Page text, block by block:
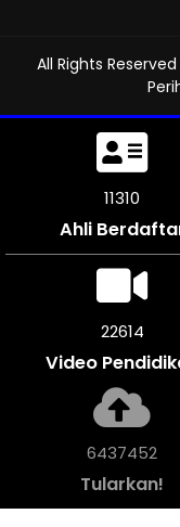
All Rights
11500
Ahli
23472
Video
6681696
Tularkan!